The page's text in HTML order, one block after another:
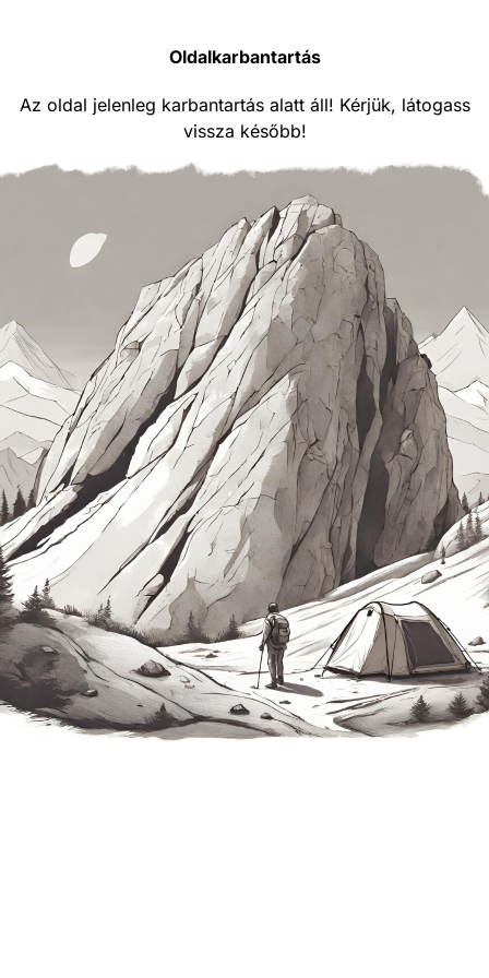
Oldalkarbantartás
Az oldal jelenleg karbantartás alatt áll! Kérjük, látogass
vissza később!